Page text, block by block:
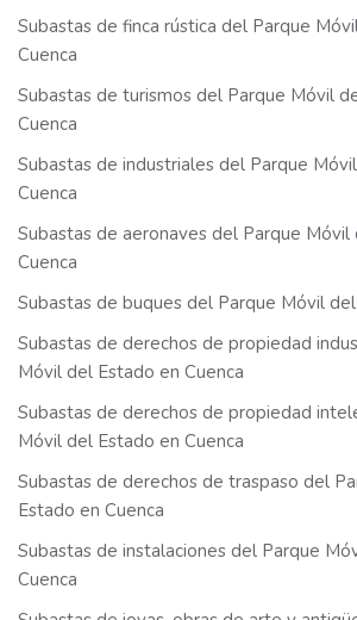
Subastas de finca rústica del Parque
Cuenca
Subastas de turismos del Parque Móvil
Cuenca
Subastas de industriales del Parque
Cuenca
Subastas de aeronaves del Parque Móvil
Cuenca
Subastas de buques del Parque Móvil
Subastas de derechos de propiedad
Móvil del Estado en Cuenca
Subastas de derechos de propiedad
Móvil del Estado en Cuenca
Subastas de derechos de traspaso del
Estado en Cuenca
Subastas de instalaciones del Parque
Cuenca